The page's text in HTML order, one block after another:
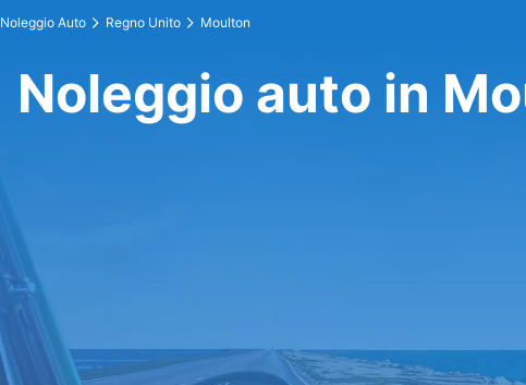
Noleggio Auto Regno Unito Moulton
Noleggio auto in